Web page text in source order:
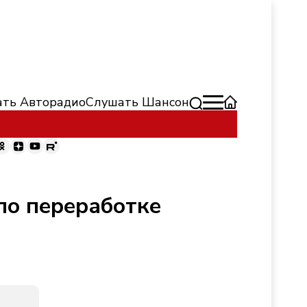
АвторадиоСлушать Шансон
переработке